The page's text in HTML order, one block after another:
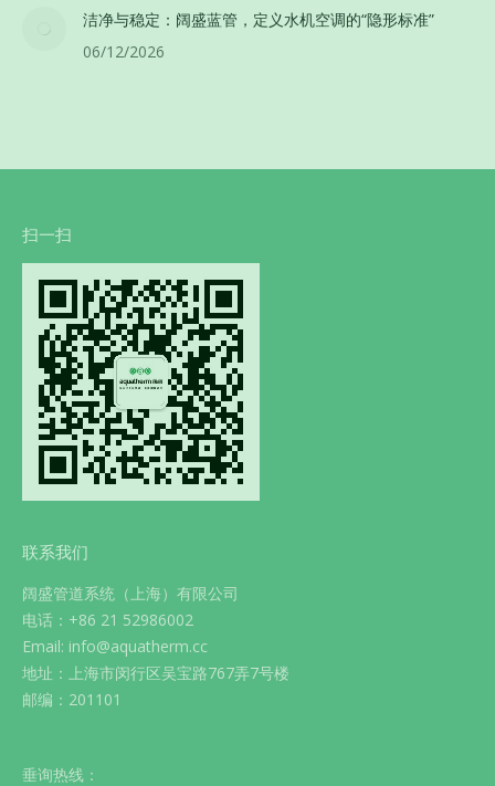
洁净与稳定：阔盛蓝管，定义水机空调的“隐形标准”
06/12/2026
扫一扫
联系我们
阔盛管道系统（上海）有限公司
电话：+86 21 52986002
Email: info@aquatherm.cc
地址：上海市闵行区吴宝路767弄7号楼
邮编：201101
垂询热线：